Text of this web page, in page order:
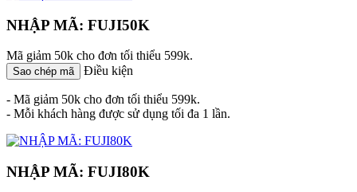
NHẬP MÃ: FUJI50K
Mã giảm 50k cho đơn tối thiểu 599k.
Sao chép mã Điều kiện
- Mã giảm 50k cho đơn tối thiểu 599k.
- Mỗi khách hàng được sử dụng tối đa 1 lần.
NHẬP MÃ: FUJI80K